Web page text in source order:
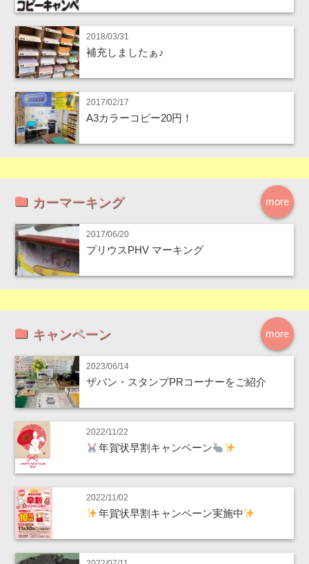
2018/03/31
補充しましたぁ♪
2017/02/17
A3カラーコピー20円！
more
カーマーキング
2017/06/20
プリウスPHV マーキング
more
キャンペーン
2023/06/14
ザバン・スタンプPRコーナーをご紹介
2022/11/22
年賀状早割キャンペーン
2022/11/02
年賀状早割キャンペーン実施中